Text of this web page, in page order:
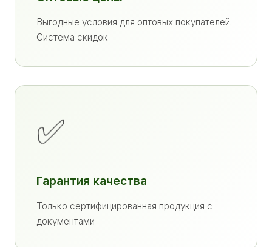
Выгодные условия для оптовых покупателей.
Система скидок
✅
Гарантия качества
Только сертифицированная продукция с
документами